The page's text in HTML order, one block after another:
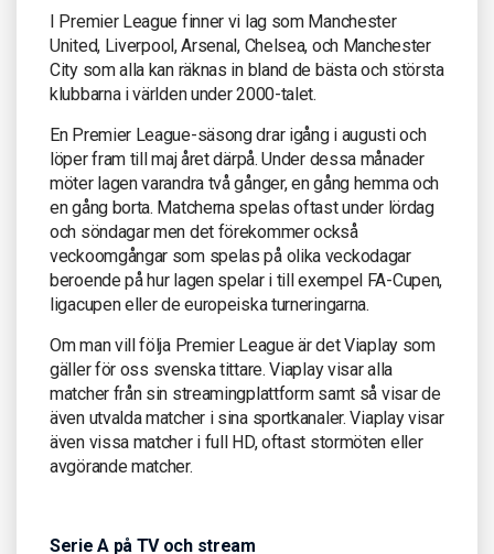
I Premier League finner vi lag som Manchester
United, Liverpool, Arsenal, Chelsea, och Manchester
City som alla kan räknas in bland de bästa och största
klubbarna i världen under 2000-talet.
En Premier League-säsong drar igång i augusti och
löper fram till maj året därpå. Under dessa månader
möter lagen varandra två gånger, en gång hemma och
en gång borta. Matcherna spelas oftast under lördag
och söndagar men det förekommer också
veckoomgångar som spelas på olika veckodagar
beroende på hur lagen spelar i till exempel FA-Cupen,
ligacupen eller de europeiska turneringarna.
Om man vill följa Premier League är det Viaplay som
gäller för oss svenska tittare. Viaplay visar alla
matcher från sin streamingplattform samt så visar de
även utvalda matcher i sina sportkanaler. Viaplay visar
även vissa matcher i full HD, oftast stormöten eller
avgörande matcher.
Serie A på TV och stream